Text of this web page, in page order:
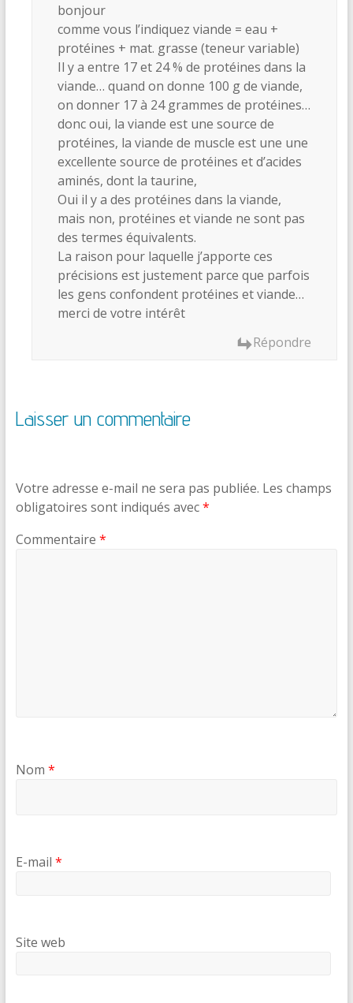
bonjour
comme vous l’indiquez viande = eau +
protéines + mat. grasse (teneur variable)
Il y a entre 17 et 24 % de protéines dans la
viande… quand on donne 100 g de viande,
on donner 17 à 24 grammes de protéines…
donc oui, la viande est une source de
protéines, la viande de muscle est une une
excellente source de protéines et d’acides
aminés, dont la taurine,
Oui il y a des protéines dans la viande,
mais non, protéines et viande ne sont pas
des termes équivalents.
La raison pour laquelle j’apporte ces
précisions est justement parce que parfois
les gens confondent protéines et viande…
merci de votre intérêt
Répondre
Laisser un commentaire
Votre adresse e-mail ne sera pas publiée. Les champs
obligatoires sont indiqués avec*
Commentaire *
Nom *
E-mail *
Site web